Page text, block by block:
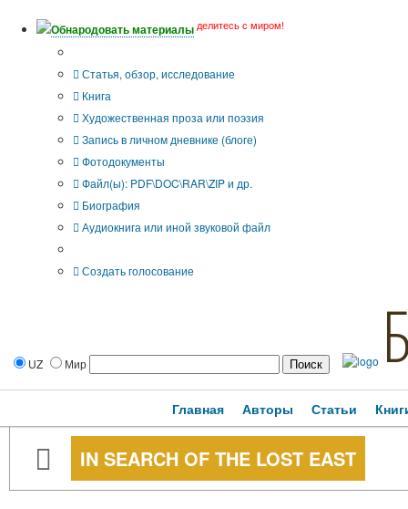
Обнародовать материалы делитесь с миром!
Статья, обзор, исследование
Книга
Художественная проза или поэзия
Запись в личном дневнике (блоге)
Фотодокументы
Файл(ы): PDF\DOC\RAR\ZIP и др.
Биография
Аудиокнига или иной звуковой файл
Создать голосование
UZ Мир
Главная Авторы Статьи
IN SEARCH OF THE LOST EAST